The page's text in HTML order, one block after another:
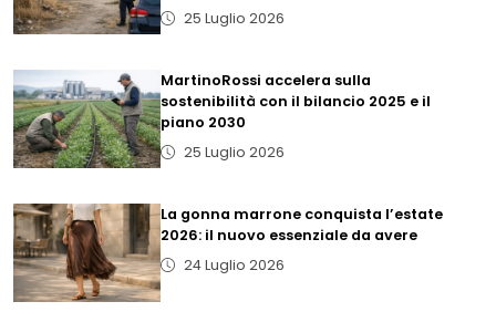
25 Luglio 2026
MartinoRossi accelera sulla
sostenibilità con il bilancio 2025 e il
piano 2030
25 Luglio 2026
La gonna marrone conquista l’estate
2026: il nuovo essenziale da avere
24 Luglio 2026